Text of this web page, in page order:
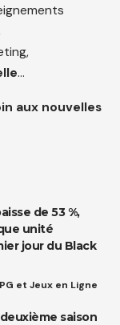
…
aux nouvelles
de 53 %,
unité
jour du Black
et Jeux en Ligne
saison